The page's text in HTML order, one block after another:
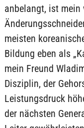
anbelangt, ist mein
meisten
Bildung eben als
mein Freund
Disziplin, der
Leistungsdruck
der nächsten